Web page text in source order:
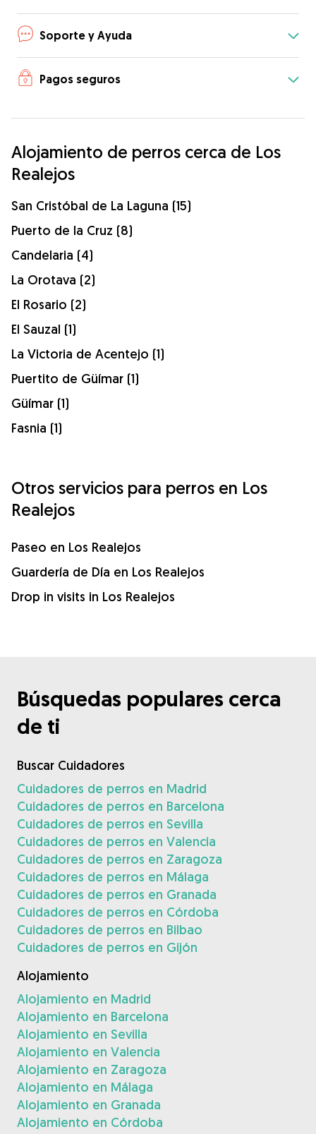
Soporte y Ayuda
Pagos seguros
Alojamiento de perros cerca de Los
Realejos
San Cristóbal de La Laguna (15)
Puerto de la Cruz (8)
Candelaria (4)
La Orotava (2)
El Rosario (2)
El Sauzal (1)
La Victoria de Acentejo (1)
Puertito de Güímar (1)
Güímar (1)
Fasnia (1)
Otros servicios para perros en Los
Realejos
Paseo en Los Realejos
Guardería de Día en Los Realejos
Drop in visits in Los Realejos
Búsquedas populares cerca
de ti
Buscar Cuidadores
Cuidadores de perros en Madrid
Cuidadores de perros en Barcelona
Cuidadores de perros en Sevilla
Cuidadores de perros en Valencia
Cuidadores de perros en Zaragoza
Cuidadores de perros en Málaga
Cuidadores de perros en Granada
Cuidadores de perros en Córdoba
Cuidadores de perros en Bilbao
Cuidadores de perros en Gijón
Alojamiento
Alojamiento en Madrid
Alojamiento en Barcelona
Alojamiento en Sevilla
Alojamiento en Valencia
Alojamiento en Zaragoza
Alojamiento en Málaga
Alojamiento en Granada
Alojamiento en Córdoba